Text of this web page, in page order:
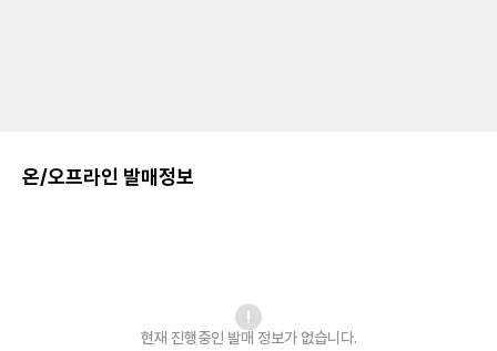
온/오프라인 발매정보
현재 진행중인 발매 정보가 없습니다.